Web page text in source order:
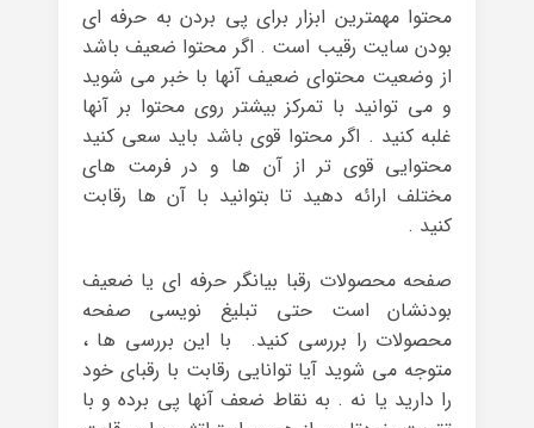
محتوا مهمترین ابزار برای پی بردن به حرفه ای
بودن سایت رقیب است . اگر محتوا ضعیف باشد
از وضعیت محتوای ضعیف آنها با خبر می شوید
و می توانید با تمرکز بیشتر روی محتوا بر آنها
غلبه کنید . اگر محتوا قوی باشد باید سعی کنید
محتوایی قوی تر از آن ها و در فرمت های
مختلف ارائه دهید تا بتوانید با آن ها رقابت
کنید .
صفحه محصولات رقبا بیانگر حرفه ای یا ضعیف
بودنشان است حتی تبلیغ نویسی صفحه
محصولات را بررسی کنید. با این بررسی ها ،
متوجه می شوید آیا توانایی رقابت با رقبای خود
را دارید یا نه . به نقاط ضعف آنها پی برده و با